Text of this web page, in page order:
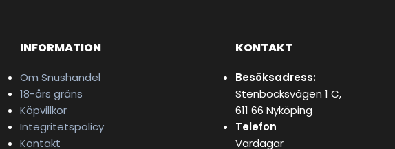
INFORMATION
Om Snushandel
18-års gräns
Köpvillkor
Integritetspolicy
Kontakt
KONTAKT
Besöksadress:
Stenbocksvägen 1 C,
611 66 Nyköping
Telefon
Vardagar